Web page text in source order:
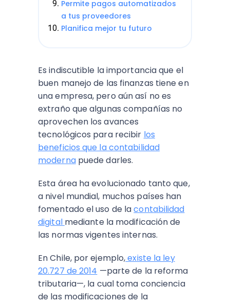
Permite pagos automatizados
a tus proveedores
Planifica mejor tu futuro
Es indiscutible la importancia que el
buen manejo de las finanzas tiene en
una empresa, pero aún así no es
extraño que algunas compañías no
aprovechen los avances
tecnológicos para recibir los
beneficios que la contabilidad
modernapuede darles.
Esta área ha evolucionado tanto que,
a nivel mundial, muchos países han
fomentado el uso de lacontabilidad
digital mediante la modificación de
las normas vigentes internas.
En Chile, por ejemplo,existe la ley
20.727 de 2014 —parte de la reforma
tributaria—, la cual toma conciencia
de las modificaciones de la